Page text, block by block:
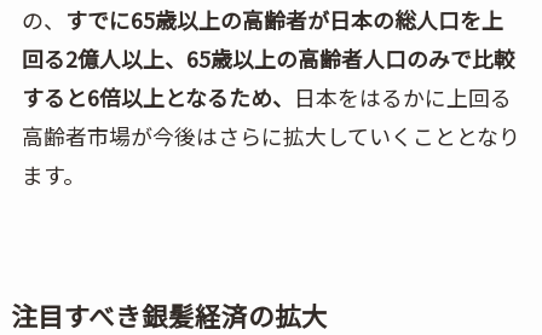
の、 すでに65歳以上の高齢者が日本の総人口を上
回る2億人以上、65歳以上の高齢者人口のみで比較
すると6倍以上となるため、 日本をはるかに上回る
高齢者市場が今後はさらに拡大していくこととなり
ます。
注目すべき銀髪経済の拡大